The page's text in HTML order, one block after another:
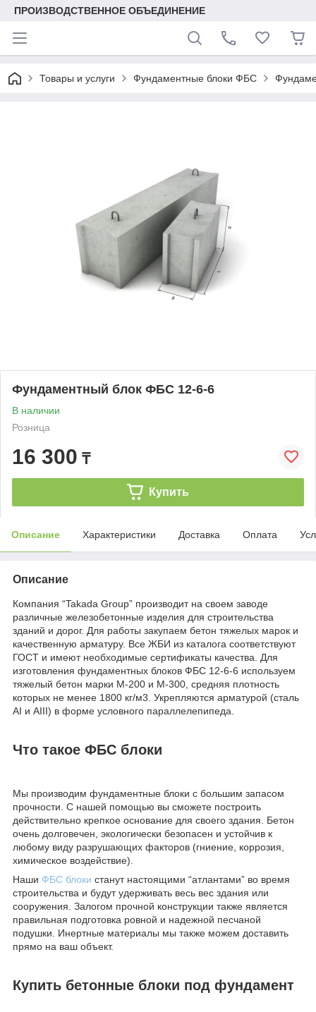
ПРОИЗВОДСТВЕННОЕ ОБЪЕДИНЕНИЕ
Товары и услуги Фундаментные блоки ФБС
Фундаментный блок ФБС 12-6-6
В наличии
Розница
16 300 ₸
Купить
Описание Характеристики Доставка Оплата
Описание
Компания “Takada Group” производит на своем заводе
различные железобетонные изделия для строительства
зданий и дорог. Для работы закупаем бетон тяжелых марок и
качественную арматуру. Все ЖБИ из каталога соответствуют
ГОСТ и имеют необходимые сертификаты качества. Для
изготовления фундаментных блоков ФБС 12-6-6 используем
тяжелый бетон марки М-200 и М-300, средняя плотность
которых не менее 1800 кг/м3. Укрепляются арматурой (сталь
AI и AIII) в форме условного параллелепипеда.
Что такое ФБС блоки
Мы производим фундаментные блоки с большим запасом
прочности. С нашей помощью вы сможете построить
действительно крепкое основание для своего здания. Бетон
очень долговечен, экологически безопасен и устойчив к
любому виду разрушающих факторов (гниение, коррозия,
химическое воздействие).
Наши ФБС блоки станут настоящими “атлантами” во время
строительства и будут удерживать весь вес здания или
сооружения. Залогом прочной конструкции также является
правильная подготовка ровной и надежной песчаной
подушки. Инертные материалы мы также можем доставить
прямо на ваш объект.
Купить бетонные блоки под фундамент